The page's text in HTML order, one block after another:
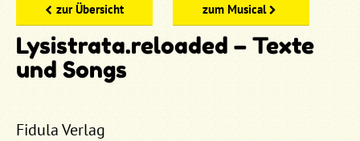
zur Übersicht zum Musical
Lysistrata.reloaded – Texte
und Songs
Fidula Verlag